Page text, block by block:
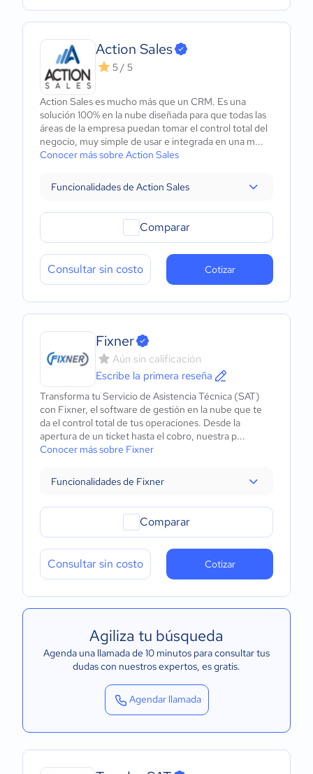
Action Sales
5 / 5
Action Sales es mucho más que un CRM. Es una
solución 100% en la nube diseñada para que todas las
áreas de la empresa puedan tomar el control total del
negocio, muy simple de usar e integrada en una m...
Conocer más sobre Action Sales
Funcionalidades de Action Sales
Comparar
Consultar sin costo Cotizar
Fixner
Aún sin calificación
Escribe la primera reseña
Transforma tu Servicio de Asistencia Técnica (SAT)
con Fixner, el software de gestión en la nube que te
da el control total de tus operaciones. Desde la
apertura de un ticket hasta el cobro, nuestra p...
Conocer más sobre Fixner
Funcionalidades de Fixner
Comparar
Consultar sin costo Cotizar
Agiliza tu búsqueda
Agenda una llamada de 10 minutos para consultar tus
dudas con nuestros expertos, es gratis.
Agendar llamada